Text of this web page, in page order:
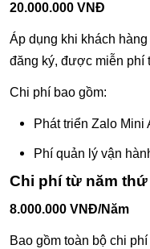
20.000.000 VNĐ
Áp dụng khi khách
đăng ký, được miễn phí
Chi phí bao gồm:
Phát triển Zalo Mini
Phí quản lý vận
Chi phí từ năm thứ
8.000.000 VNĐ/Năm
Bao gồm toàn bộ chi